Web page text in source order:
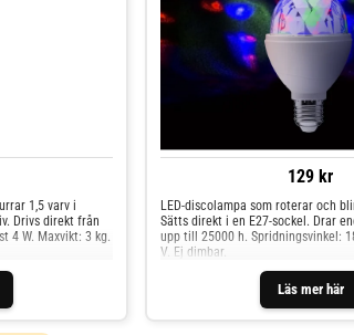
1,5 varv i
Drivs direkt från
4 W. Maxvikt: 3 kg.
129 kr
Läs mer här
LED-discolampa som roterar och
Sätts direkt i en E27-sockel. Drar
upp till 25000 h. Spridningsvinkel:
V. Ej dimbar.